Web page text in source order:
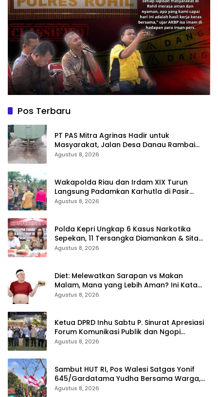
Pos Terbaru
‎PT PAS Mitra Agrinas Hadir untuk
Masyarakat, Jalan Desa Danau Rambai
Dirawat dan Disiram
Agustus 8, 2026
Wakapolda Riau dan Irdam XIX Turun
Langsung Padamkan Karhutla di Pasir
Limau Kapas Rohil
Agustus 8, 2026
Polda Kepri Ungkap 6 Kasus Narkotika
Sepekan, 11 Tersangka Diamankan & Sita
402 Gram Sabu
Agustus 8, 2026
Diet: Melewatkan Sarapan vs Makan
Malam, Mana yang Lebih Aman? Ini Kata
Dokter
Agustus 8, 2026
Ketua DPRD Inhu Sabtu P. Sinurat Apresiasi
Forum Komunikasi Publik dan Ngopi
Bersama Kejari Inhu
Agustus 8, 2026
Sambut HUT RI, Pos Walesi Satgas Yonif
645/Gardatama Yudha Bersama Warga,
Kibarkan Merah Putih di Bukit Walesi
Agustus 8, 2026